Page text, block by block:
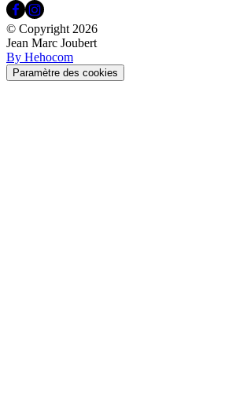
© Copyright 2026
Jean Marc Joubert
By Hehocom
Paramètre des cookies